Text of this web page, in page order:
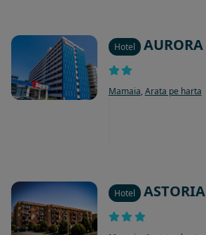
Hotel AURORA
Mamaia, Arata pe harta
Hotel ASTORIA